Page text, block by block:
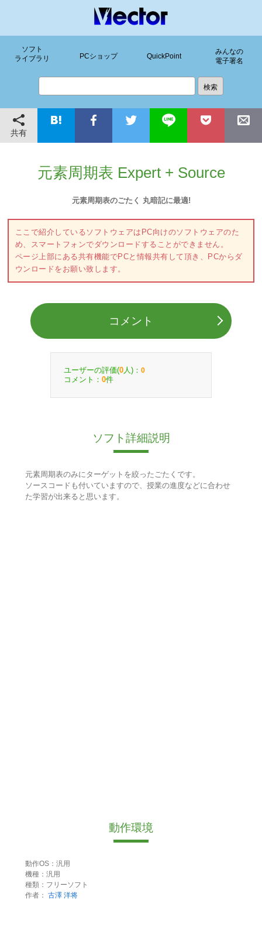
ソフト
ライブラリ
PCショップ QuickPoint
みんなの
電子署名
共有
元素周期表 Expert + Source
元素周期表のごたく 丸暗記に最適!
ここで紹介しているソフトウェアはPC向けのソフトウェアのた
め、スマートフォンでダウンロードすることができません。
ページ上部にある共有機能でPCと情報共有して頂き、PCからダ
ウンロードをお願い致します。
コメント
ユーザーの評価(0 人)： 0
コメント： 0件
ソフト詳細説明
元素周期表のみにターゲットを絞ったごたくです。
ソースコードも付いていますので、授業の進度などに合わせ
た学習が出来ると思います。
動作環境
動作OS：汎用
機種：汎用
種類：フリーソフト
作者： 古澤 洋将